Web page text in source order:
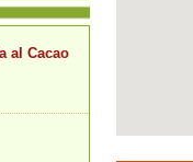
al Cacao